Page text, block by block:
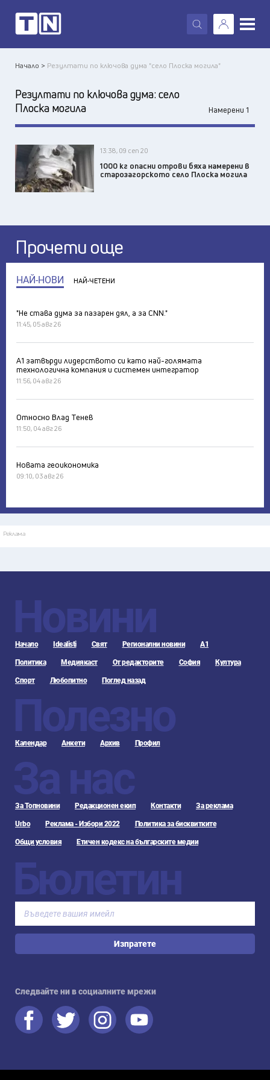
X
Начало > Резултати по ключова дума "село Плоска могила"
Резултати по ключова дума: село
Плоска могила
Намерени 1
13:38, 09 сеп 20
1000 кг опасни отрови бяха намерени в
старозагорското село Плоска могила
Прочети още
НАЙ-НОВИ НАЙ-ЧЕТЕНИ
"Не става дума за пазарен дял, а за CNN."
11:45, 05 авг 26
А1 затвърди лидерството си като най-голямата
технологична компания и системен интегратор
11:56, 04 авг 26
Относно Влад Тенев
11:50, 04 авг 26
Новата геоикономика
09:10, 03 авг 26
Реклама
Новини
Начало Idealisti Свят Регионални новини А1
Политика Медиякаст От редакторите София Култура
Спорт Любопитно Поглед назад
Полезно
Календар Анкети Архив Профил
За нас
За Топновини Редакционен екип Контакти За реклама
Urbo Реклама - Избори 2022 Политика за бисквитките
Общи условия Етичен кодекс на българските медии
Бюлетин
Изпратете
Следвайте ни в социалните мрежи